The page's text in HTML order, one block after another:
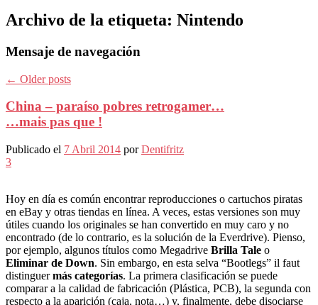
Archivo de la etiqueta: Nintendo
Mensaje de navegación
← Older posts
China – paraíso pobres retrogamer…
…mais pas que !
Publicado el 7 Abril 2014 porDentifritz
3
Hoy en día es común encontrar reproducciones o cartuchos piratas
en eBay y otras tiendas en línea. A veces, estas versiones son muy
útiles cuando los originales se han convertido en muy caro y no
encontrado (de lo contrario, es la solución de la Everdrive). Pienso,
por ejemplo, algunos títulos como Megadrive Brilla Tale o
Eliminar de Down. Sin embargo, en esta selva “Bootlegs” il faut
distinguermás categorías. La primera clasificación se puede
comparar a la calidad de fabricación (Plástica, PCB), la segunda con
respecto a la aparición (caja, nota…) y, finalmente, debe disociarse